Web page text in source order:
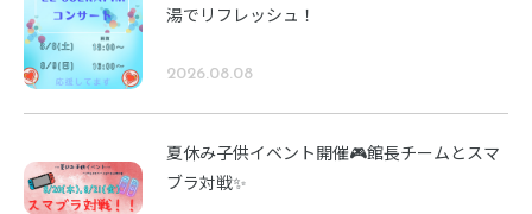
湯でリフレッシュ！
2026.08.08
夏休み子供イベント開催🎮館長チームとスマ
ブラ対戦✨